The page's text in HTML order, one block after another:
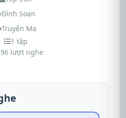
Đình Soạn
Truyện Ma
1 tập
lượt nghe